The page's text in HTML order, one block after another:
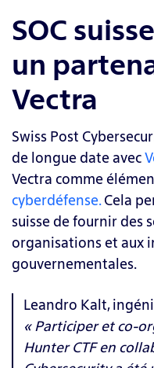
SOC
un
Vectra
Swiss Post
de longue date avec
Vectra comme
cyberdéfense.Cela
suisse de fournir des
organisations et aux
gouvernementales.
Leandro Kalt,
« Participer et co-
Hunter CTF en